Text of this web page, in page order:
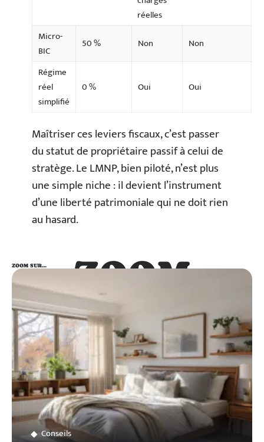
réelles
Micro-
BIC
50 % Non
Non
Régime
réel
simplifié
0 % Oui Oui
Maîtriser ces leviers fiscaux, c’est passer
du statut de propriétaire passif à celui de
stratège. Le LMNP, bien piloté, n’est plus
une simple niche : il devient l’instrument
d’une liberté patrimoniale qui ne doit rien
au hasard.
ZOOM
SUR…
ZOOM SUR…
Conseils